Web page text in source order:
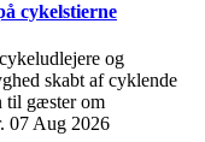
cykelstierne
og
skabt af cyklende
til gæster om
07 Aug 2026